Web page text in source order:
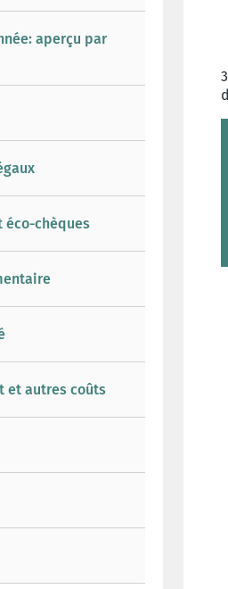
aperçu par
éco-chèques
et autres coûts